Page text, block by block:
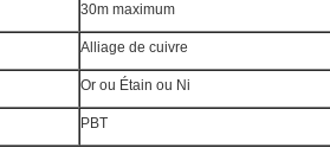
30m maximum
Alliage de cuivre
Or ou Étain ou Ni
PBT